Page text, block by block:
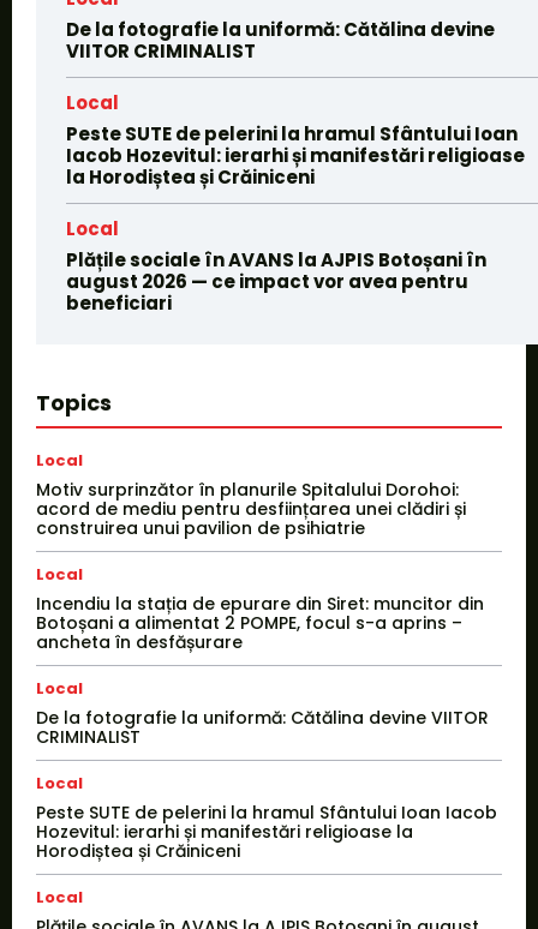
De la fotografie la uniformă: Cătălina devine
VIITOR CRIMINALIST
Local
Peste SUTE de pelerini la hramul Sfântului Ioan
Iacob Hozevitul: ierarhi și manifestări religioase
la Horodiștea și Crăiniceni
Local
Plățile sociale în AVANS la AJPIS Botoșani în
august 2026 — ce impact vor avea pentru
beneficiari
Topics
Local
Motiv surprinzător în planurile Spitalului Dorohoi:
acord de mediu pentru desființarea unei clădiri și
construirea unui pavilion de psihiatrie
Local
Incendiu la stația de epurare din Siret: muncitor din
Botoșani a alimentat 2 POMPE, focul s-a aprins –
ancheta în desfășurare
Local
De la fotografie la uniformă: Cătălina devine VIITOR
CRIMINALIST
Local
Peste SUTE de pelerini la hramul Sfântului Ioan Iacob
Hozevitul: ierarhi și manifestări religioase la
Horodiștea și Crăiniceni
Local